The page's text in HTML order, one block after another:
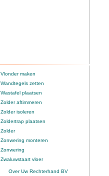
Vlonder maken
Wandtegels zetten
Wastafel plaatsen
Zolder aftimmeren
Zolder isoleren
Zoldertrap plaatsen
Zolder
Zonwering monteren
Zonwering
Zwaluwstaart vloer
Over Uw Rechterhand BV